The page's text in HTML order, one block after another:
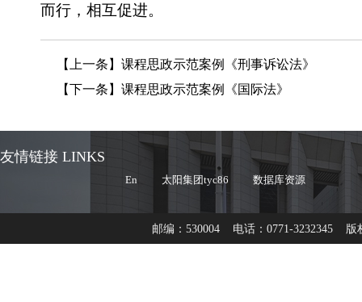
而行，相互促进。
【上一条】 课程思政示范案例《刑事诉讼法》
【下一条】 课程思政示范案例《国际法》
友情链接 LINKS
En 太阳集团tyc86 数据库资源
邮编：530004 电话：0771-3232345 版